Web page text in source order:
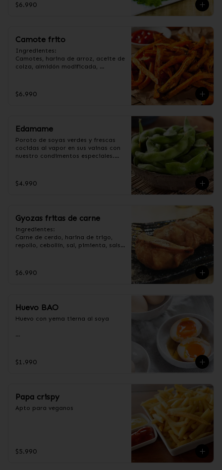
$6.990
Camote frito
Ingredientes:
Camotes, harina de arroz, aceite de
colza, almidón modificada,
$6.990
Edamame
Poroto de soyas verdes y frescas
cocidas al vapor en sus vainas con
nuestro condimentos especiales.
Poroto de soya con vaina,
pimienta, sal, ajo, cebollín y azúcar.
$4.990
Gyozas fritas de carne
ingredientes:
Carne de cerdo, harina de trigo,
repollo, cebollín, sal, pimienta, salsa
canela, anís, pimienta y comino).
$6.990
Huevo BAO
Huevo con yema tierna al soya
Huevos premium, jengibre, cebollín,
salsa de soya, ajo, agua, azúcar,
$1.990
Papa crispy
Apto para veganos
$5.990